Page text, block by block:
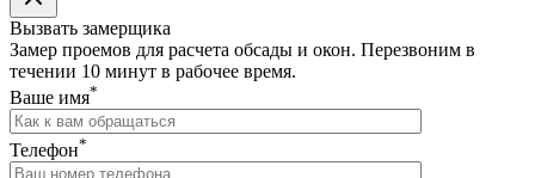
Вызвать замерщика
Замер проемов для расчета обсады и окон. Перезвоним в
течении 10 минут в рабочее время.
Ваше имя*
Телефон*